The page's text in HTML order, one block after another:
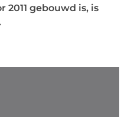
2011 gebouwd is, is